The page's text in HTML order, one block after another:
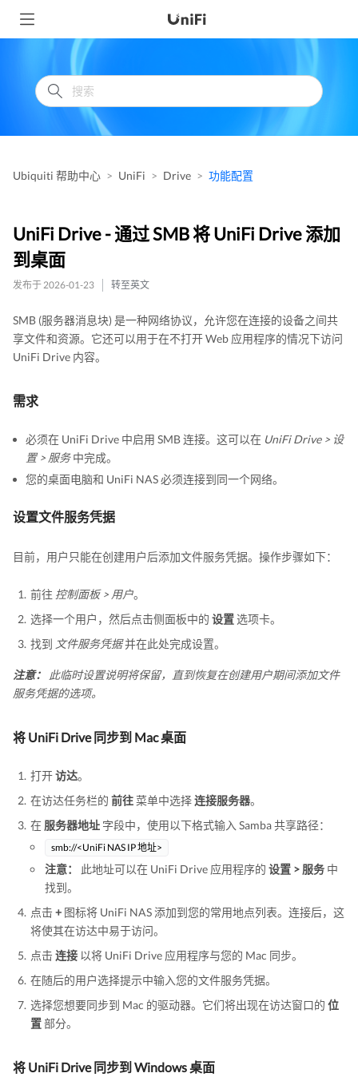
Ubiquiti 帮助中心 UniFi Drive 功能配置
UniFi Drive - 通过 SMB 将 UniFi Drive 添加
到桌面
发布于 2026-01-23 转至英文
SMB (服务器消息块) 是一种网络协议，允许您在连接的设备之间共
享文件和资源。它还可以用于在不打开 Web 应用程序的情况下访问
UniFi Drive 内容。
需求
必须在 UniFi Drive 中启用 SMB 连接。这可以在 UniFi Drive > 设
置 > 服务中完成。
您的桌面电脑和 UniFi NAS 必须连接到同一个网络。
设置文件服务凭据
目前，用户只能在创建用户后添加文件服务凭据。操作步骤如下：
前往 控制面板 > 用户。
选择一个用户，然后点击侧面板中的 设置选项卡。
找到 文件服务凭据并在此处完成设置。
注意：
此临时设置说明将保留，直到恢复在创建用户期间添加文件
服务凭据的选项。
将 UniFi Drive 同步到 Mac 桌面
打开访达。
在访达任务栏的 前往菜单中选择连接服务器。
在 服务器地址 字段中，使用以下格式输入 Samba 共享路径：
smb://<UniFi NAS IP 地址>
注意： 此地址可以在 UniFi Drive 应用程序的 设置 > 服务 中
找到。
点击 + 图标将 UniFi NAS 添加到您的常用地点列表。连接后，这
将使其在访达中易于访问。
点击 连接 以将 UniFi Drive 应用程序与您的 Mac 同步。
在随后的用户选择提示中输入您的文件服务凭据。
选择您想要同步到 Mac 的驱动器。它们将出现在访达窗口的 位
置部分。
将 UniFi Drive 同步到 Windows 桌面